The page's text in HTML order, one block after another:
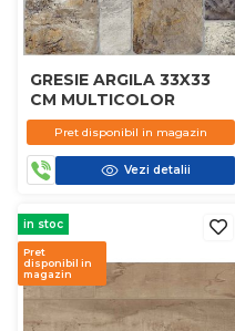
GRESIE ARGILA 33X33
CM MULTICOLOR
Pret disponibil in magazin
Vezi detalii
in stoc
Pret
disponibil in
magazin